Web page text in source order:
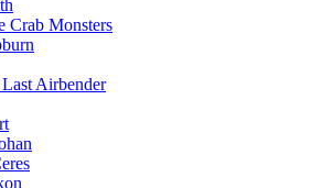
Crab Monsters
Airbender